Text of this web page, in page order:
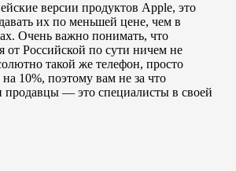
версии продуктов Apple, это
их по меньшей цене, чем в
Очень важно понимать, что
от Российской по сути ничем не
такой же телефон, просто
10%, поэтому вам не за что
продавцы — это специалисты в своей